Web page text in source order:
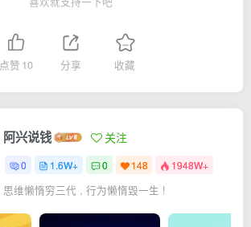
点赞 10 分享 收藏
阿兴说钱 关注
0 1.6W+ 0 148 1948W+
思维懒惰穷三代 , 行为懒惰毁一生 !